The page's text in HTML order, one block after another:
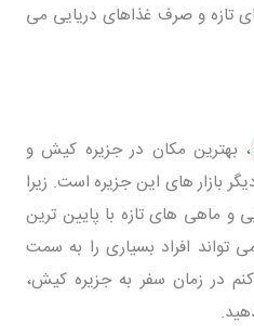
و صرف غذاهای دریایی می
، بهترین مکان در جزیره کیش و
بازار های این جزیره است. زیرا
و ماهی های تازه با پایین ترین
تواند افراد بسیاری را به سمت
در زمان سفر به جزیره کیش،